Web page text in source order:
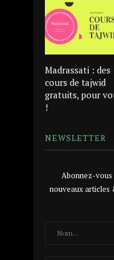
Madrassati : des
cours de tajwid
gratuits, pour
!
NEWSLETTER
Abonnez-vous
nouveaux articles